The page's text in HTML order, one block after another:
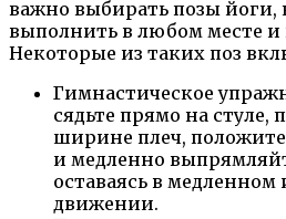
важно выбирать позы
выполнить в любом месте и
Некоторые из таких поз
Гимнастическое
сядьте прямо на стуле,
ширине плеч,
и медленно
оставаясь в
движении.